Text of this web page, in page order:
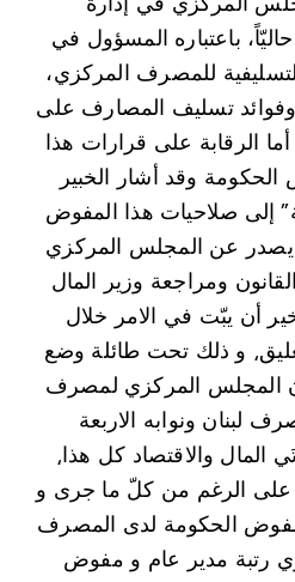
حاليّاً، باعتباره المسؤول في
للمصرف المركزي،
تسليف المصارف على
الرقابة على قرارات هذا
وقد أشار الخبير
إلى صلاحيات هذا المفوض
يصدر عن المجلس المركزي
ومراجعة وزير المال
أن يبّت في الامر خلال
و ذلك تحت طائلة وضع
أن المجلس المركزي لمصرف
لبنان ونوابه الاربعة
المال والاقتصاد كل هذا⸲
على الرغم من كلّ ما جرى و
الحكومة لدى المصرف
رتبة مدير عام و مفوض